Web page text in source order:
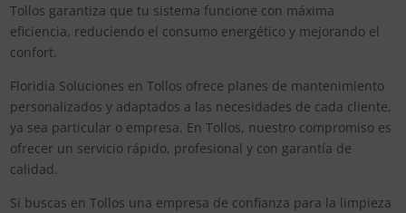
Tollos garantiza que tu sistema funcione con máxima
eficiencia, reduciendo el consumo energético y mejorando el
confort.
Floridia Soluciones en Tollos ofrece planes de mantenimiento
personalizados y adaptados a las necesidades de cada cliente,
ya sea particular o empresa. En Tollos, nuestro compromiso es
ofrecer un servicio rápido, profesional y con garantía de
calidad.
Si buscas en Tollos una empresa de confianza para la limpieza